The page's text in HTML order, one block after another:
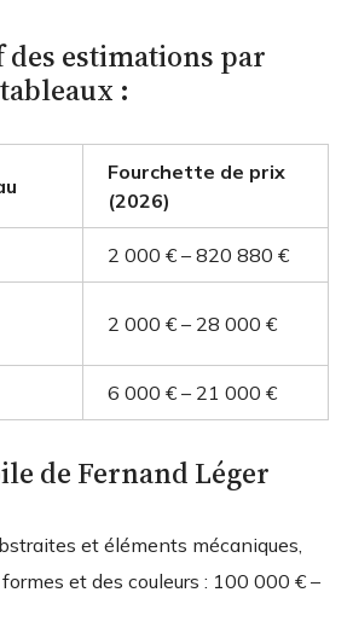
estimations par
:
Fourchette de prix
(2026)
2 000 € – 820 880 €
2 000 € – 28 000 €
6 000 € – 21 000 €
de Fernand Léger
et éléments mécaniques,
et des couleurs : 100 000 € –